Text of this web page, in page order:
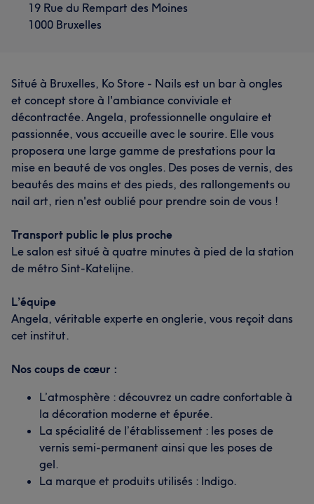
19 Rue du Rempart des Moines
1000 Bruxelles
Situé à Bruxelles, Ko Store - Nails est un bar à ongles
et concept store à l'ambiance conviviale et
décontractée. Angela, professionnelle ongulaire et
passionnée, vous accueille avec le sourire. Elle vous
proposera une large gamme de prestations pour la
mise en beauté de vos ongles. Des poses de vernis, des
beautés des mains et des pieds, des rallongements ou
nail art, rien n'est oublié pour prendre soin de vous !
Transport public le plus proche
Le salon est situé à quatre minutes à pied de la station
de métro Sint-Katelijne.
L’équipe
Angela, véritable experte en onglerie, vous reçoit dans
cet institut.
Nos coups de cœur :
L’atmosphère : découvrez un cadre confortable à
la décoration moderne et épurée.
La spécialité de l’établissement : les poses de
vernis semi-permanent ainsi que les poses de
gel.
La marque et produits utilisés : Indigo.